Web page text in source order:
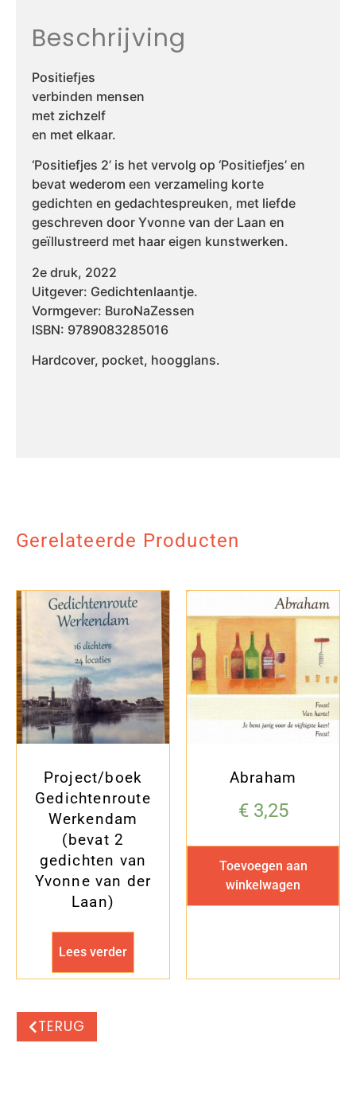
Beschrijving
Positiefjes
verbinden mensen
met zichzelf
en met elkaar.
‘Positiefjes 2’ is het vervolg op ‘Positiefjes’ en
bevat wederom een verzameling korte
gedichten en gedachtespreuken, met liefde
geschreven door Yvonne van der Laan en
geïllustreerd met haar eigen kunstwerken.
2e druk, 2022
Uitgever: Gedichtenlaantje.
Vormgever: BuroNaZessen
ISBN: 9789083285016
Hardcover, pocket, hoogglans.
Gerelateerde Producten
Project/boek
Gedichtenroute
Werkendam
(bevat 2
gedichten van
Yvonne van der
Laan)
Lees verder
Abraham
€3,25
Toevoegen aan
winkelwagen
TERUG